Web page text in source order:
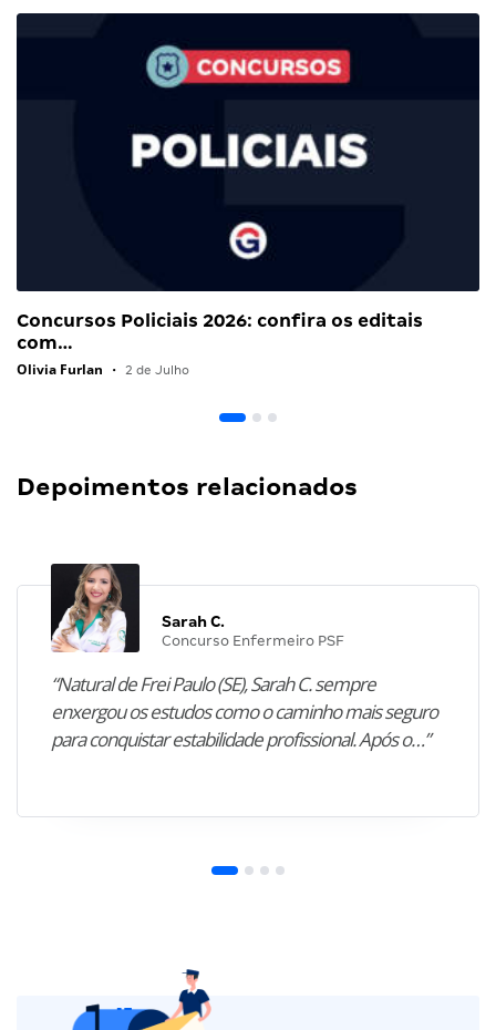
Concursos Policiais 2026: confira os editais
com…
Olivia Furlan • 2 de Julho
Depoimentos relacionados
Sarah C.
Concurso Enfermeiro PSF
“Natural de Frei Paulo (SE), Sarah C. sempre
enxergou os estudos como o caminho mais seguro
para conquistar estabilidade profissional. Após o…”